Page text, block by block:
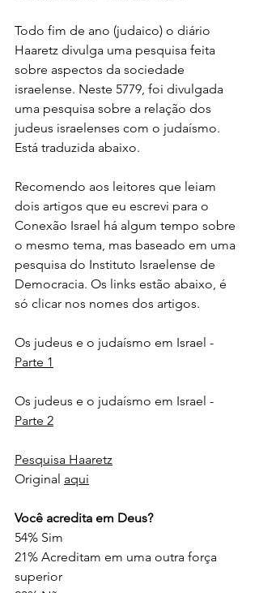
Todo fim de ano (judaico) o diário
Haaretz divulga uma pesquisa feita
sobre aspectos da sociedade
israelense. Neste 5779, foi divulgada
uma pesquisa sobre a relação dos
judeus israelenses com o judaísmo.
Está traduzida abaixo.
Recomendo aos leitores que leiam
dois artigos que eu escrevi para o
Conexão Israel há algum tempo sobre
o mesmo tema, mas baseado em uma
pesquisa do Instituto Israelense de
Democracia. Os links estão abaixo, é
só clicar nos nomes dos artigos.
Os judeus e o judaísmo em Israel -
Parte 1
Os judeus e o judaísmo em Israel -
Parte 2
Pesquisa Haaretz
Original aqui
Você acredita em Deus?
54% Sim
21% Acreditam em uma outra força
superior